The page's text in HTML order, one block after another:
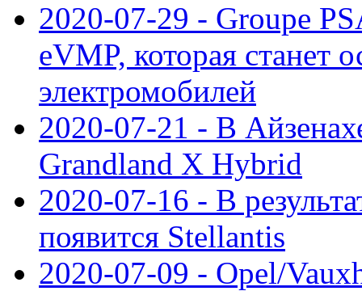
2020-07-29 - Groupe
eVMP, которая станет
электромобилей
2020-07-21 - В
Grandland X Hybrid
2020-07-16 - В
появится Stellantis
2020-07-09 - Opel/